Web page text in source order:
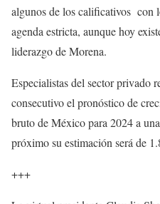
algunos de los calificativos con
agenda estricta, aunque hoy
liderazgo de Morena.
Especialistas del sector privado
consecutivo el pronóstico de
bruto de México para 2024 a
próximo su estimación será de
+++